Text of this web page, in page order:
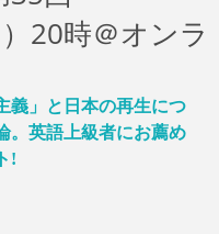
20時＠オンラ
義」と日本の再生につ
。英語上級者にお薦め
!